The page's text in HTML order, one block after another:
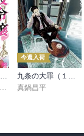
悪役令嬢レベル99 ～私は裏ボスですが魔王ではありません～ その６
Tea
今週入荷
九条の大罪（１７）
真鍋昌平